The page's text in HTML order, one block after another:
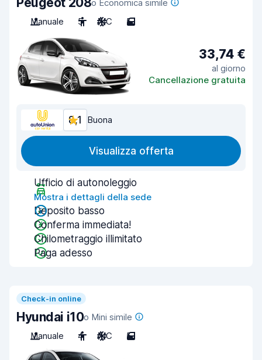
o Economica simile
Manuale
5 A/C 5
33,74 €
al giorno
Cancellazione gratuita
8,1 Buona
Visualizza offerta
Ufficio di autonoleggio
Mostra i dettagli della sede
Deposito basso
Conferma immediata!
Chilometraggio illimitato
Paga adesso
Check-in online
Hyundai i10o Mini simile
Manuale
4 A/C 5